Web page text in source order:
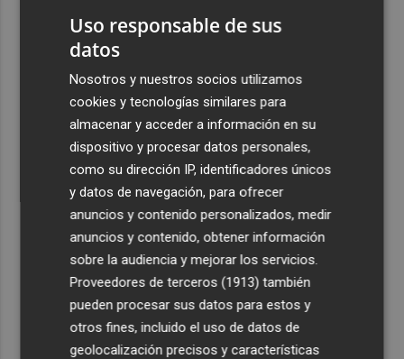
El Castell de l'Olla de Altea 2026, en imágenes
El Villarreal pone el broche de oro a la pretemporada
con una victoria contra el Galatasaray
Kiat Lim preside por primera vez un partido en Mestalla
Recibe toda la actualidad de
Plaza Podcast en tu correo
Quiero suscribirme
Uso responsable de sus
datos
Nosotros y nuestros socios utilizamos
cookies y tecnologías similares para
almacenar y acceder a información en su
dispositivo y procesar datos personales,
como su dirección IP, identificadores únicos
y datos de navegación, para ofrecer
anuncios y contenido personalizados, medir
anuncios y contenido, obtener información
sobre la audiencia y mejorar los servicios.
Proveedores de terceros (1913) también
pueden procesar sus datos para estos y
otros fines, incluido el uso de datos de
geolocalización precisos y características